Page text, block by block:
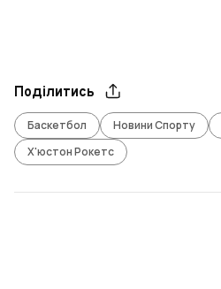
Поділитись
Баскетбол Новини Спорту
Х'юстон Рокетс